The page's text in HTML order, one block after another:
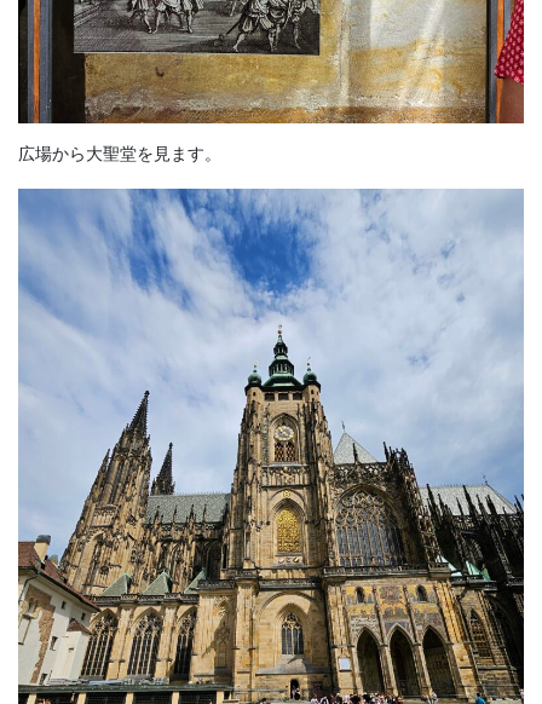
広場から大聖堂を見ます。